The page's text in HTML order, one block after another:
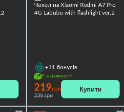
Чохол на Xiaomi Redmi A7 Pro
4G Labubu with flashlight ver.2
+11 бонусів
Є в наявності
219грн
239 грн
Купити